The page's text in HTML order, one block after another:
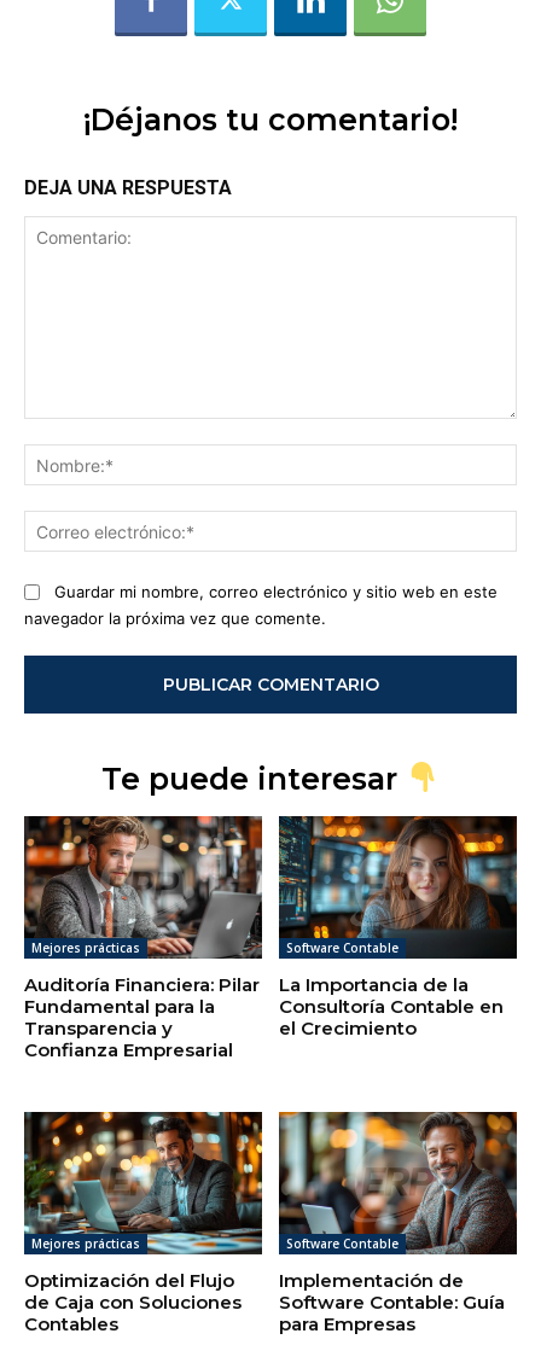
¡Déjanos tu comentario!
DEJA UNA RESPUESTA
Guardar mi nombre, correo electrónico y sitio web en este
navegador la próxima vez que comente.
Te puede interesar
Mejores prácticas
Auditoría Financiera: Pilar
Fundamental para la
Transparencia y
Confianza Empresarial
Software Contable
La Importancia de la
Consultoría Contable en
el Crecimiento
Mejores prácticas
Optimización del Flujo
de Caja con Soluciones
Contables
Software Contable
Implementación de
Software Contable: Guía
para Empresas